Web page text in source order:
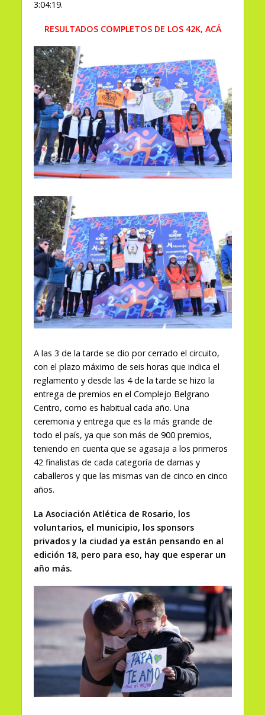
3:04:19.
RESULTADOS COMPLETOS DE LOS 42K, ACÁ
A las 3 de la tarde se dio por cerrado el circuito,
con el plazo máximo de seis horas que indica el
reglamento y desde las 4 de la tarde se hizo la
entrega de premios en el Complejo Belgrano
Centro, como es habitual cada año. Una
ceremonia y entrega que es la más grande de
todo el país, ya que son más de 900 premios,
teniendo en cuenta que se agasaja a los primeros
42 finalistas de cada categoría de damas y
caballeros y que las mismas van de cinco en cinco
años.
La Asociación Atlética de Rosario, los
voluntarios, el municipio, los sponsors
privados y la ciudad ya están pensando en al
edición 18, pero para eso, hay que esperar un
año más.